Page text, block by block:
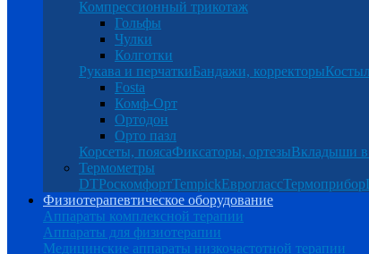
Компрессионный трикотаж
Гольфы
Чулки
Колготки
Рукава и перчаткиБандажи, корректоры
Fosta
Комф-Орт
Ортодон
Орто пазл
Корсеты, поясаФиксаторы, ортезыВкладыши в
Термометры
DTРоскомфортTempickЕвроглассТермоприбор
Физиотерапевтическое оборудование
Аппараты комплексной терапии
Аппараты для физиотерапии
Медицинские аппараты низкочастотной терапии